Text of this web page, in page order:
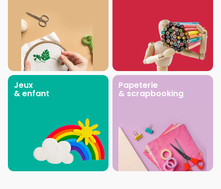
Jeux
& enfant
Papeterie
& scrapbooking